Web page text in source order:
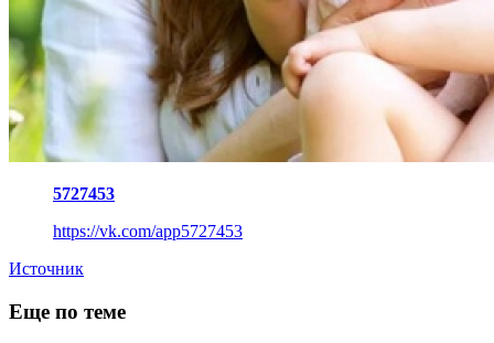
5727453
https://vk.com/app5727453
Источник
Еще по теме